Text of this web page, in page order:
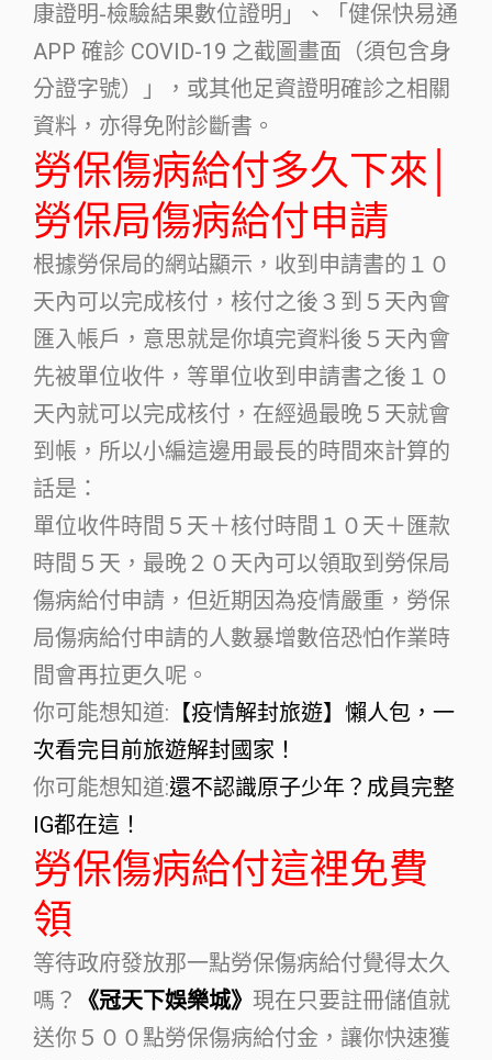
康證明-檢驗結果數位證明」、「健保快易通
APP 確診 COVID-19 之截圖畫面（須包含身
分證字號）」，或其他足資證明確診之相關
資料，亦得免附診斷書。
勞保傷病給付多久下來│
勞保局傷病給付申請
根據勞保局的網站顯示，收到申請書的１０
天內可以完成核付，核付之後３到５天內會
匯入帳戶，意思就是你填完資料後５天內會
先被單位收件，等單位收到申請書之後１０
天內就可以完成核付，在經過最晚５天就會
到帳，所以小編這邊用最長的時間來計算的
話是：
單位收件時間５天＋核付時間１０天＋匯款
時間５天，最晚２０天內可以領取到勞保局
傷病給付申請，但近期因為疫情嚴重，勞保
局傷病給付申請的人數暴增數倍恐怕作業時
間會再拉更久呢。
你可能想知道: 【疫情解封旅遊】懶人包，一
次看完目前旅遊解封國家！
你可能想知道:還不認識原子少年？成員完整
IG都在這！
勞保傷病給付這裡免費
領
等待政府發放那一點勞保傷病給付覺得太久
嗎？
《冠天下娛樂城》 現在只要註冊儲值就
送你５００點勞保傷病給付金，讓你快速獲